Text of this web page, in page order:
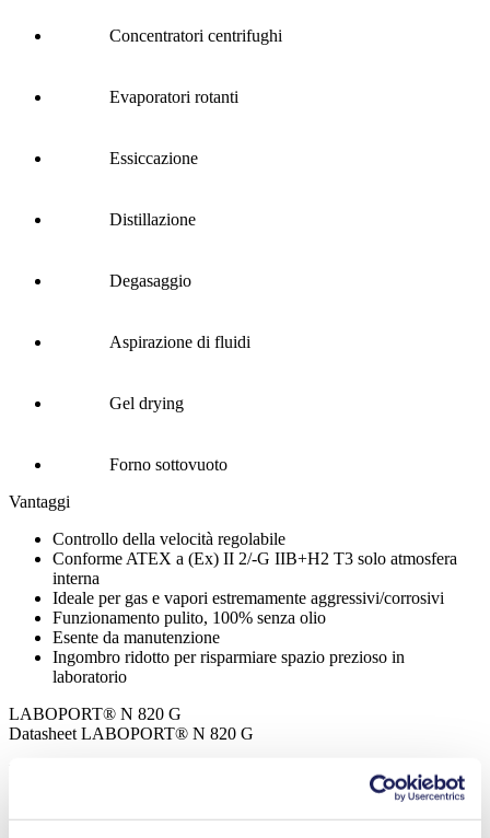
Concentratori centrifughi
Evaporatori rotanti
Essiccazione
Distillazione
Degasaggio
Aspirazione di fluidi
Gel drying
Forno sottovuoto
Vantaggi
Controllo della velocità regolabile
Conforme ATEX a (Ex) II 2/-G IIB+H2 T3 solo atmosfera
interna
Ideale per gas e vapori estremamente aggressivi/corrosivi
Funzionamento pulito, 100% senza olio
Esente da manutenzione
Ingombro ridotto per risparmiare spazio prezioso in
laboratorio
LABOPORT® N 820 G
Datasheet LABOPORT® N 820 G